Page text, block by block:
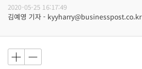
2020-05-25 16:17:49
김예영 기자 - kyyharry@businesspost.co.kr